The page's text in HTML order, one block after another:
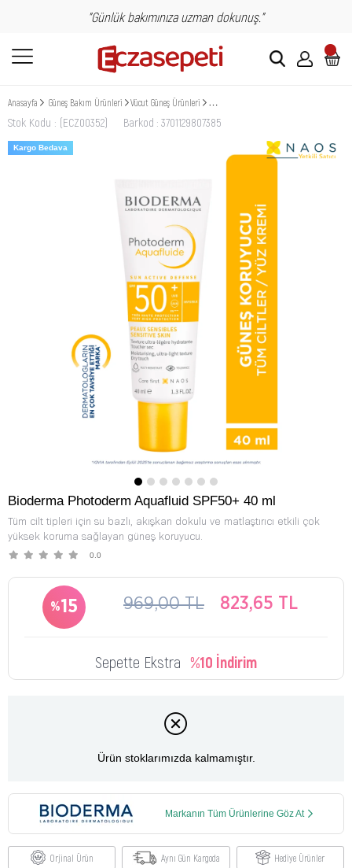
"Günlük bakımınıza uzman dokunuş."
Anasayfa Güneş Bakım Ürünleri Vücut Güneş Ürünleri Bioderma Photoderm Aquafluid SPF50+ 40
Stok Kodu (ECZ00352) Barkod : 3701129807385
Kargo Bedava
Bioderma Photoderm Aquafluid SPF50+ 40 ml
Tüm cilt tipleri için su bazlı, akışkan dokulu ve matlaştırıcı etkili çok
yüksek koruma sağlayan güneş koruyucu.
0.0
15 969,00 TL 823,65 TL
Sepette Ekstra %10 İndirim
Ürün stoklarımızda kalmamıştır.
Markanın Tüm Ürünlerine Göz At
Orjinal Ürün Aynı Gün Kargoda Hediye Ürünler